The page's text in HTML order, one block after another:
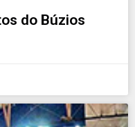
do Búzios